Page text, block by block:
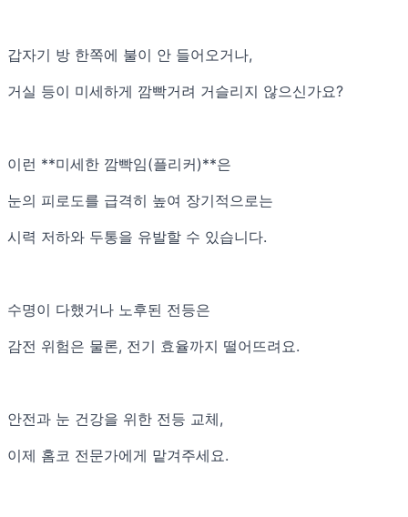
갑자기 방 한쪽에 불이 안 들어오거나,
거실 등이 미세하게 깜빡거려 거슬리지 않으신가요?
이런 **미세한 깜빡임(플리커)**은
눈의 피로도를 급격히 높여 장기적으로는
시력 저하와 두통을 유발할 수 있습니다.
수명이 다했거나 노후된 전등은
감전 위험은 물론, 전기 효율까지 떨어뜨려요.
안전과 눈 건강을 위한 전등 교체,
이제 홈코 전문가에게 맡겨주세요.